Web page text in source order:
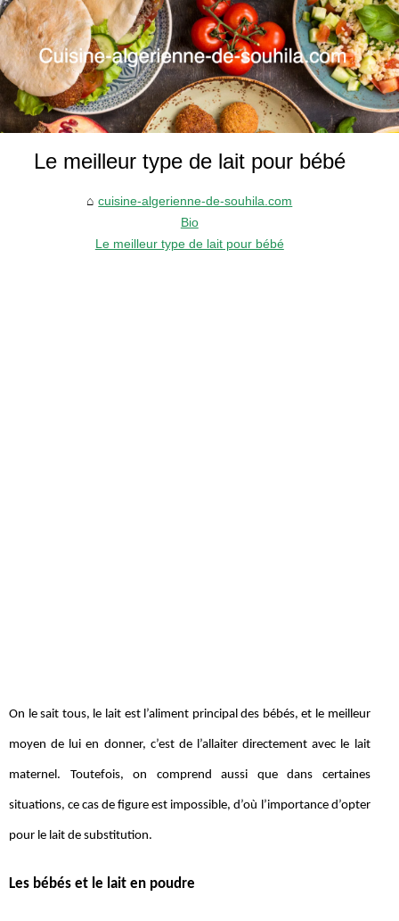
Le meilleur type de lait pour bébé
cuisine-algerienne-de-souhila.com
Bio
Le meilleur type de lait pour bébé
On le sait tous, le lait est l’aliment principal des bébés, et le meilleur
moyen de lui en donner, c’est de l’allaiter directement avec le lait
maternel. Toutefois, on comprend aussi que dans certaines
situations, ce cas de figure est impossible, d’où l’importance d’opter
pour le lait de substitution.
Les bébés et le lait en poudre